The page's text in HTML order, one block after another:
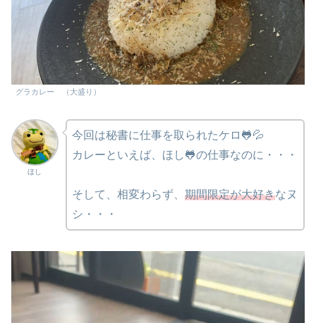
グラカレー （大盛り）
ほし
今回は秘書に仕事を取られたケロ🐸💦
カレーといえば、ほし🐸の仕事なのに・・・
そして、相変わらず、 期間限定が大好きなヌ
シ・・・